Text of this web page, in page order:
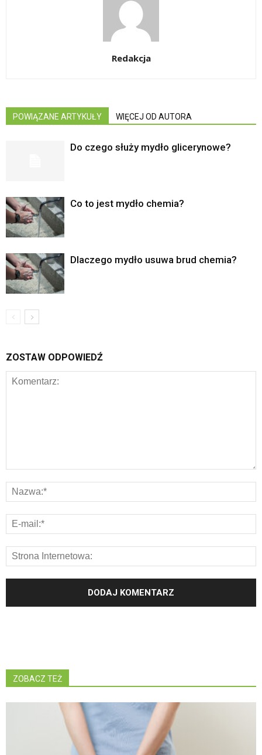
Redakcja
POWIĄZANE ARTYKUŁY WIĘCEJ OD AUTORA
Do czego służy mydło glicerynowe?
Co to jest mydło chemia?
Dlaczego mydło usuwa brud chemia?
ZOSTAW ODPOWIEDŹ
ZOBACZ TEŻ